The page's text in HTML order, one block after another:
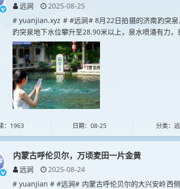
远涧
2025-08-25
# yuanjian.xyz # #远涧# 8月22日拍摄的济南趵突
趵突泉地下水位攀升至28.90米以上，泉水喷涌有力，
：1963 日期：08-25 分类：
内蒙古呼伦贝尔，万顷麦田一片金黄
远涧
2025-08-24
# yuanjian # #远涧# 内蒙古呼伦贝尔的大兴安岭西